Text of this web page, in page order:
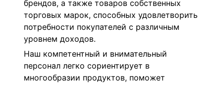
брендов, а также товаров собственных
торговых марок, способных удовлетворить
потребности покупателей с различным
уровнем доходов.
Наш компетентный и внимательный
персонал легко сориентирует в
многообразии продуктов, поможет